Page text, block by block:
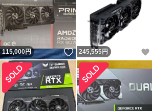
115,000円 いいね！
245,555円